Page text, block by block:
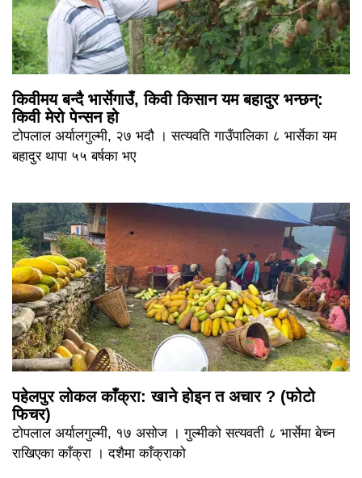
किवीमय बन्दै भार्सेगाउँ, किवी किसान यम बहादुर भन्छन्:
किवी मेरो पेन्सन हो
टोपलाल अर्यालगुल्मी, २७ भदौ । सत्यवति गाउँपालिका ८ भार्सेका यम
बहादुर थापा ५५ बर्षका भए
पहेलपुर लोकल काँक्रा: खाने होइन त अचार ? (फोटो
फिचर)
टोपलाल अर्यालगुल्मी, १७ असोज । गुल्मीको सत्यवती ८ भार्सेमा बेच्न
राखिएका काँक्रा । दशैमा काँक्राको